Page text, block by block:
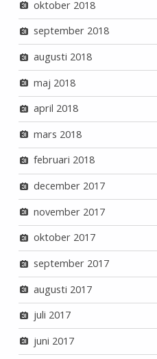
oktober 2018
september 2018
augusti 2018
maj 2018
april 2018
mars 2018
februari 2018
december 2017
november 2017
oktober 2017
september 2017
augusti 2017
juli 2017
juni 2017